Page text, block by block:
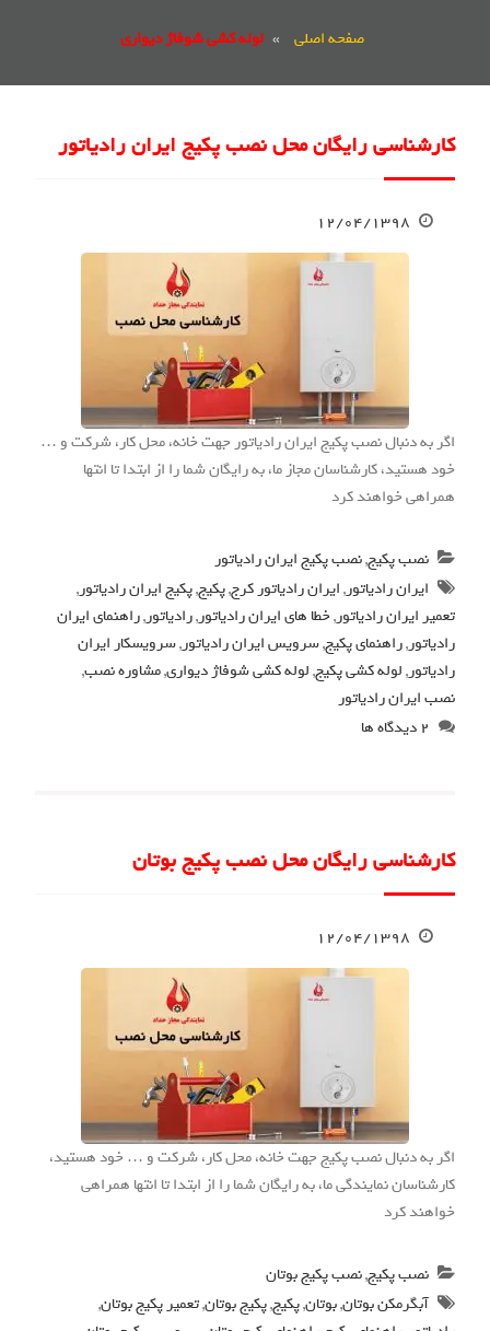
صفحه اصلی » لوله کشی شوفاژ دیواری
کارشناسی رایگان محل نصب پکیج ایران رادیاتور
۱۲/۰۴/۱۳۹۸
اگر به دنبال نصب پکیج ایران رادیاتور جهت خانه، محل کار، شرکت و …
خود هستید، کارشناسان مجاز ما، به رایگان شما را از ابتدا تا انتها
همراهی خواهند کرد
نصب پکیج,نصب پکیج ایران رادیاتور
ایران رادیاتور,ایران رادیاتور کرج,پکیج,پکیج ایران رادیاتور,
تعمیر ایران رادیاتور,خطا های ایران رادیاتور,رادیاتور,راهنمای ایران
رادیاتور,راهنمای پکیج,سرویس ایران رادیاتور,سرویسکار ایران
رادیاتور,لوله کشی پکیج,لوله کشی شوفاژ دیواری,مشاوره نصب,
نصب ایران رادیاتور
۲ دیدگاه ها
کارشناسی رایگان محل نصب پکیج بوتان
۱۲/۰۴/۱۳۹۸
اگر به دنبال نصب پکیج جهت خانه، محل کار، شرکت و … خود هستید،
کارشناسان نمایندگی ما، به رایگان شما را از ابتدا تا انتها همراهی
خواهند کرد
نصب پکیج,نصب پکیج بوتان
آبگرمکن بوتان,بوتان,پکیج,پکیج بوتان,تعمیر پکیج بوتان,